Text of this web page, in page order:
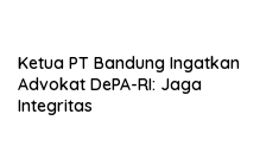
Ketua PT Bandung Ingatkan
Advokat DePA-RI: Jaga
Integritas